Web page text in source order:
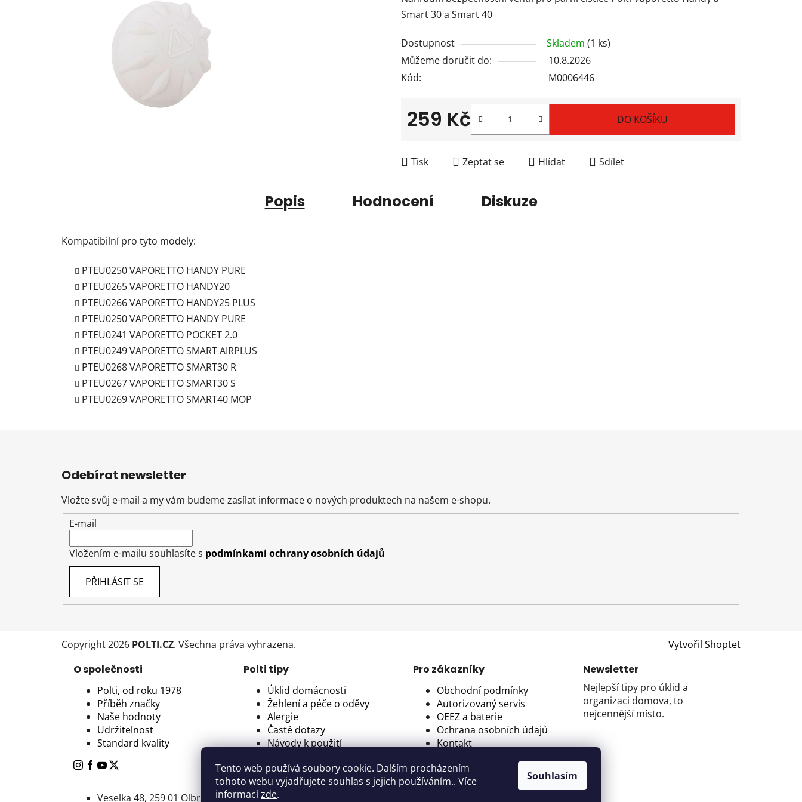
Tento web používá soubory cookie. Dalším procházením
tohoto webu vyjadřujete souhlas s jejich používáním.. Více
informacízde.
Souhlasím
0,0
5
hvězdiček.
Smart 30 a Smart 40
Dostupnost Skladem (1 ks)
Můžeme doručit do:
10.8.2026
Kód:
M0006446
259 Kč DO KOŠÍKU
Tisk Zeptat se Hlídat Sdílet
Popis Hodnocení Diskuze
Kompatibilní pro tyto modely:
PTEU0250 VAPORETTO HANDY PURE
PTEU0265 VAPORETTO HANDY20
PTEU0266 VAPORETTO HANDY25 PLUS
PTEU0250 VAPORETTO HANDY PURE
PTEU0241 VAPORETTO POCKET 2.0
PTEU0249 VAPORETTO SMART AIRPLUS
PTEU0268 VAPORETTO SMART30 R
PTEU0267 VAPORETTO SMART30 S
PTEU0269 VAPORETTO SMART40 MOP
Odebírat newsletter
Vložte svůj e-mail a my vám budeme zasílat informace o nových produktech na našem e-shopu.
E-mail
Vložením e-mailu souhlasíte s podmínkami ochrany osobních údajů
PŘIHLÁSIT SE
Vytvořil Shoptet
Copyright 2026 POLTI.CZ. Všechna práva vyhrazena.
O společnosti
Polti, od roku 1978
Příběh značky
Naše hodnoty
Udržitelnost
Standard kvality
Polti tipy
Úklid domácnosti
Žehlení a péče o oděvy
Alergie
Časté dotazy
Návody k použití
Pro zákazníky
Obchodní podmínky
Autorizovaný servis
OEEZ a baterie
Ochrana osobních údajů
Kontakt
Newsletter
Nejlepší tipy pro úklid a
organizaci domova, to
nejcennější místo.
Veselka 48, 259 01 Olbramovice - Votice, Česká republika | IČ: 11675047, DIČ: CZ11675047